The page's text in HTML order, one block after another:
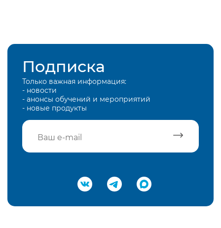
Подписка
Только важная информация:
- новости
- анонсы обучений и мероприятий
- новые продукты
Подтвердить e-mail